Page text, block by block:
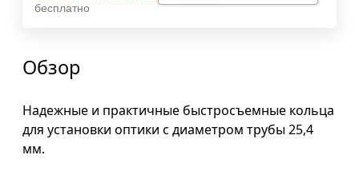
бесплатно
Обзор
Надежные и практичные быстросъемные кольца
для установки оптики с диаметром трубы 25,4
мм.